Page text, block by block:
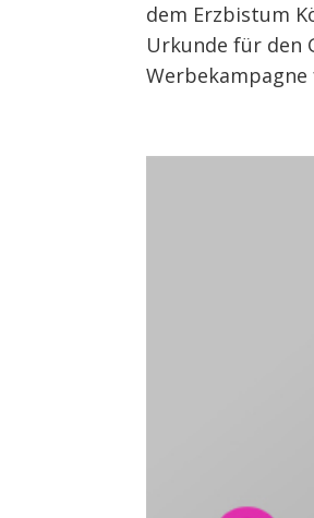
dem Erzbistum
Urkunde für den
Werbekampagne